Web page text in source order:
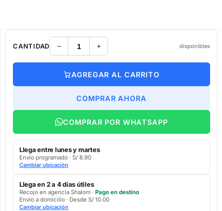
CANTIDAD disponibles
AGREGAR AL CARRITO
COMPRAR AHORA
COMPRAR POR WHATSAPP
Llega entre lunes y martes
Envío programado · S/ 8.90
Cambiar ubicación
Llega en 2 a 4 días útiles
Recojo en agencia Shalom · Pago en destino
Envío a domicilio · Desde S/ 10.00
Cambiar ubicación